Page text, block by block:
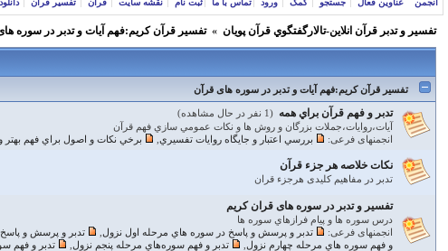
انجمن عناوین فعال جستجو کمک ورود تماس با ما ثبت نام نقشه سایت قرآن تفسیر قرآن
تفسير و‌ تدبر قرآن انلاين-تالارگفتگوي قرآن پویان » تفسير قرآن كريم:فهم آيات و تدبر در سوره
تفسير قرآن كريم:فهم آيات و تدبر در سوره های قرآن
تدبر و فهم قرآن براي همه (1 نفر در حال مشاهده)
آيات،روايات،جملات بزرگان و روش ها و نكات عمومي سازي فهم قرآن
انجمنهای فرعی:
بررسي اعتبار و جايگاه روايات تفسيري برخي نكات و اصول براي فهم بهتر
نکات خلاصه هر جزء قرآن
تدبر در مفاهیم کلیدی هرجزء قران
تفسير و تدبر در سوره های قران كريم
درس سوره ها و پيام فرازهاي سوره ها
انجمنهای فرعی:
تدبر و پرسش و پاسخ در سوره هاي مرحله اول نزول تدبر و پرسش و
و فهم سوره هاي مرحله چهارم نزول
تدبر و فهم سوره‌هاي مرحله پنجم نزول تدبر و فهم